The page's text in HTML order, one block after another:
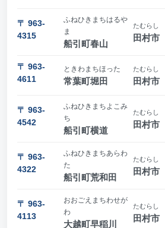
〒 963-
4315
ふねひきまちはるや
ま
船引町春山
たむらし
田村市
〒 963-
4611
ときわまちほった
常葉町堀田
たむらし
田村市
〒 963-
4542
ふねひきまちよこみ
ち
船引町横道
たむらし
田村市
〒 963-
4322
ふねひきまちあらわ
た
船引町荒和田
たむらし
田村市
〒 963-
4113
おおごえまちわせが
わ
大越町早稲川
たむらし
田村市